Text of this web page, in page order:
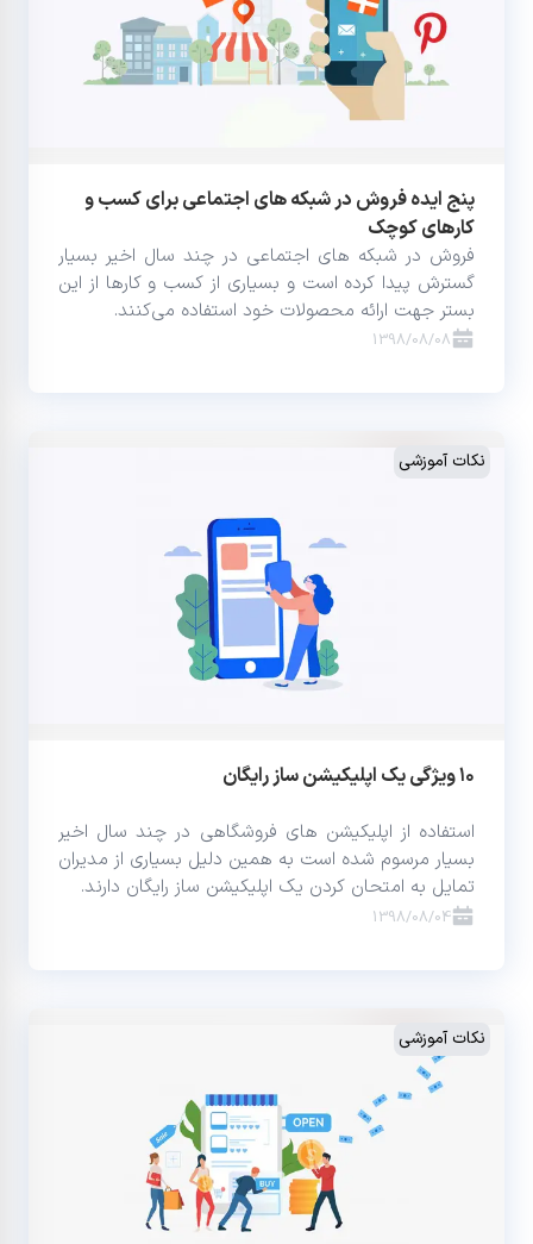
پنج ایده فروش در شبکه های اجتماعی برای کسب و
کارهای کوچک
فروش در شبکه های اجتماعی در چند سال اخیر بسیار
گسترش پیدا کرده است و بسیاری از کسب و کارها از این
بستر جهت ارائه محصولات خود استفاده می‌کنند.
1398/08/08
نکات آموزشی
۱۰ ویژگی یک اپلیکیشن ساز رایگان
استفاده از اپلیکیشن های فروشگاهی در چند سال اخیر
بسیار مرسوم شده است به همین دلیل بسیاری از مدیران
تمایل به امتحان کردن یک اپلیکیشن ساز رایگان دارند.
1398/08/04
نکات آموزشی